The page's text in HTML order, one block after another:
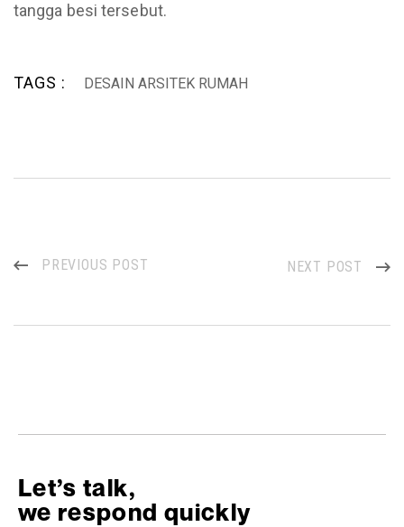
tangga besi tersebut.
TAGS : DESAIN ARSITEK RUMAH
PREVIOUS POST NEXT POST
Let’s talk,
we respond quickly